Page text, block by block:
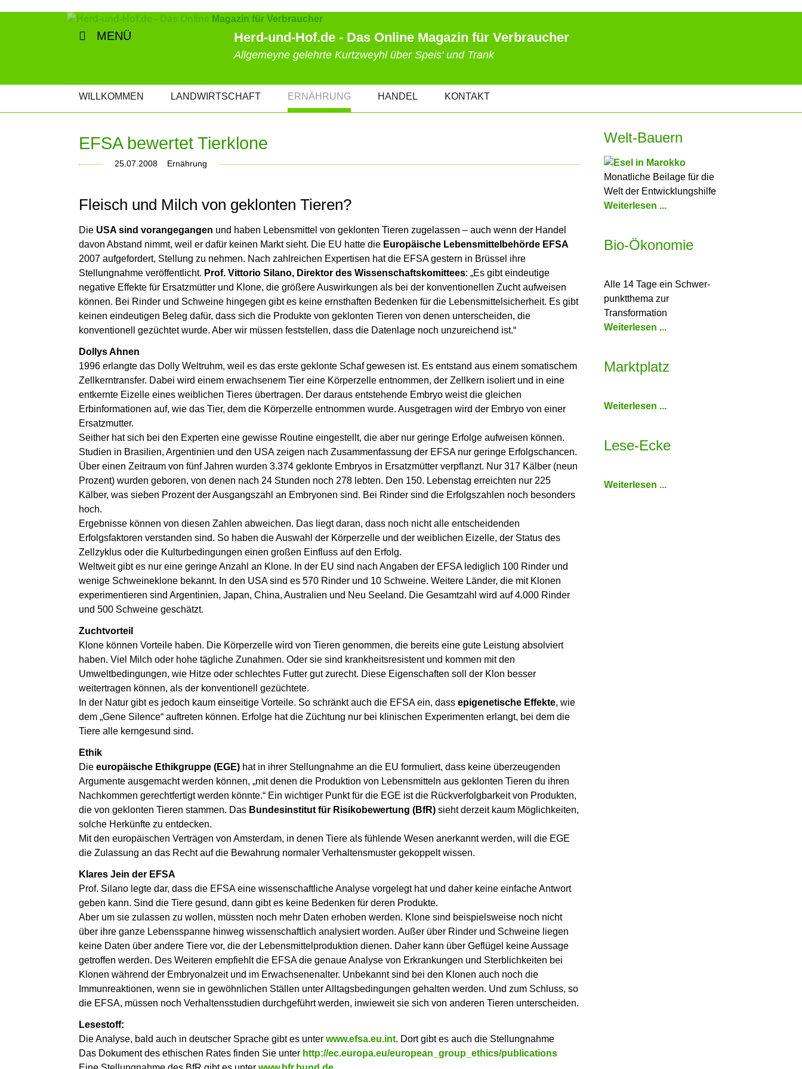
Herd-und-Hof.de - Das Online Magazin für Verbraucher
Allgemeyne gelehrte Kurtzweyhl über Speis' und Trank
MENÜ
NAVIGATION
ÜBERSPRINGEN
WILLKOMMEN LANDWIRTSCHAFT ERNÄHRUNG HANDEL KONTAKT
EFSA bewertet Tierklone
25.07.2008 Ernährung
Fleisch und Milch von geklonten Tieren?
Die USA sind vorangegangen und haben Lebensmittel von geklonten Tieren zugelassen – auch wenn der Handel
davon Abstand nimmt, weil er dafür keinen Markt sieht. Die EU hatte die Europäische Lebensmittelbehörde EFSA
2007 aufgefordert, Stellung zu nehmen. Nach zahlreichen Expertisen hat die EFSA gestern in Brüssel ihre
Stellungnahme veröffentlicht. Prof. Vittorio Silano, Direktor des Wissenschaftskomittees: „Es gibt eindeutige
negative Effekte für Ersatzmütter und Klone, die größere Auswirkungen als bei der konventionellen Zucht aufweisen
können. Bei Rinder und Schweine hingegen gibt es keine ernsthaften Bedenken für die Lebensmittelsicherheit. Es gibt
keinen eindeutigen Beleg dafür, dass sich die Produkte von geklonten Tieren von denen unterscheiden, die
konventionell gezüchtet wurde. Aber wir müssen feststellen, dass die Datenlage noch unzureichend ist.“
Dollys Ahnen
1996 erlangte das Dolly Weltruhm, weil es das erste geklonte Schaf gewesen ist. Es entstand aus einem somatischem
Zellkerntransfer. Dabei wird einem erwachsenem Tier eine Körperzelle entnommen, der Zellkern isoliert und in eine
entkernte Eizelle eines weiblichen Tieres übertragen. Der daraus entstehende Embryo weist die gleichen
Erbinformationen auf, wie das Tier, dem die Körperzelle entnommen wurde. Ausgetragen wird der Embryo von einer
Ersatzmutter.
Seither hat sich bei den Experten eine gewisse Routine eingestellt, die aber nur geringe Erfolge aufweisen können.
Studien in Brasilien, Argentinien und den USA zeigen nach Zusammenfassung der EFSA nur geringe Erfolgschancen.
Über einen Zeitraum von fünf Jahren wurden 3.374 geklonte Embryos in Ersatzmütter verpflanzt. Nur 317 Kälber (neun
Prozent) wurden geboren, von denen nach 24 Stunden noch 278 lebten. Den 150. Lebenstag erreichten nur 225
Kälber, was sieben Prozent der Ausgangszahl an Embryonen sind. Bei Rinder sind die Erfolgszahlen noch besonders
hoch.
Ergebnisse können von diesen Zahlen abweichen. Das liegt daran, dass noch nicht alle entscheidenden
Erfolgsfaktoren verstanden sind. So haben die Auswahl der Körperzelle und der weiblichen Eizelle, der Status des
Zellzyklus oder die Kulturbedingungen einen großen Einfluss auf den Erfolg.
Weltweit gibt es nur eine geringe Anzahl an Klone. In der EU sind nach Angaben der EFSA lediglich 100 Rinder und
wenige Schweineklone bekannt. In den USA sind es 570 Rinder und 10 Schweine. Weitere Länder, die mit Klonen
experimentieren sind Argentinien, Japan, China, Australien und Neu Seeland. Die Gesamtzahl wird auf 4.000 Rinder
und 500 Schweine geschätzt.
Zuchtvorteil
Klone können Vorteile haben. Die Körperzelle wird von Tieren genommen, die bereits eine gute Leistung absolviert
haben. Viel Milch oder hohe tägliche Zunahmen. Oder sie sind krankheitsresistent und kommen mit den
Umweltbedingungen, wie Hitze oder schlechtes Futter gut zurecht. Diese Eigenschaften soll der Klon besser
weitertragen können, als der konventionell gezüchtete.
In der Natur gibt es jedoch kaum einseitige Vorteile. So schränkt auch die EFSA ein, dass epigenetische Effekte, wie
dem „Gene Silence“ auftreten können. Erfolge hat die Züchtung nur bei klinischen Experimenten erlangt, bei dem die
Tiere alle kerngesund sind.
Ethik
Die europäische Ethikgruppe (EGE) hat in ihrer Stellungnahme an die EU formuliert, dass keine überzeugenden
Argumente ausgemacht werden können, „mit denen die Produktion von Lebensmitteln aus geklonten Tieren du ihren
Nachkommen gerechtfertigt werden könnte.“ Ein wichtiger Punkt für die EGE ist die Rückverfolgbarkeit von Produkten,
die von geklonten Tieren stammen. Das Bundesinstitut für Risikobewertung (BfR) sieht derzeit kaum Möglichkeiten,
solche Herkünfte zu entdecken.
Mit den europäischen Verträgen von Amsterdam, in denen Tiere als fühlende Wesen anerkannt werden, will die EGE
die Zulassung an das Recht auf die Bewahrung normaler Verhaltensmuster gekoppelt wissen.
Klares Jein der EFSA
Prof. Silano legte dar, dass die EFSA eine wissenschaftliche Analyse vorgelegt hat und daher keine einfache Antwort
geben kann. Sind die Tiere gesund, dann gibt es keine Bedenken für deren Produkte.
Aber um sie zulassen zu wollen, müssten noch mehr Daten erhoben werden. Klone sind beispielsweise noch nicht
über ihre ganze Lebensspanne hinweg wissenschaftlich analysiert worden. Außer über Rinder und Schweine liegen
keine Daten über andere Tiere vor, die der Lebensmittelproduktion dienen. Daher kann über Geflügel keine Aussage
getroffen werden. Des Weiteren empfiehlt die EFSA die genaue Analyse von Erkrankungen und Sterblichkeiten bei
Klonen während der Embryonalzeit und im Erwachsenenalter. Unbekannt sind bei den Klonen auch noch die
Immunreaktionen, wenn sie in gewöhnlichen Ställen unter Alltagsbedingungen gehalten werden. Und zum Schluss, so
die EFSA, müssen noch Verhaltensstudien durchgeführt werden, inwieweit sie sich von anderen Tieren unterscheiden.
Lesestoff:
Die Analyse, bald auch in deutscher Sprache gibt es unter www.efsa.eu.int. Dort gibt es auch die Stellungnahme
Das Dokument des ethischen Rates finden Sie unter http://ec.europa.eu/european_group_ethics/publications
Welt-Bauern
Monatliche Beilage für die
Welt der Entwicklungshilfe
Weiterlesen ...
Bio-Ökonomie
Alle 14 Tage ein Schwer­
punkt­thema zur
Transformation
Weiterlesen ...
Marktplatz
Weiterlesen ...
Lese-Ecke
Weiterlesen ...